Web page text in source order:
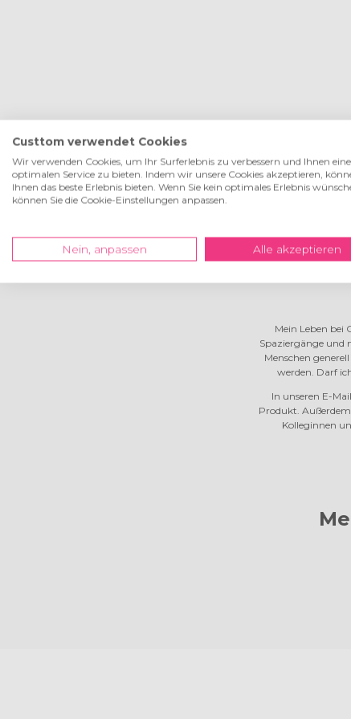
Mein Leben bei
Spaziergänge und
Menschen
werden. Darf
In unseren E-
Produkt.
Kolleginnen
Custtom verwendet Cookies
Wir verwenden Cookies, um Ihr Surferlebnis zu verbessern und Ihnen
optimalen Service zu bieten. Indem wir unsere Cookies akzeptieren,
Ihnen das beste Erlebnis bieten. Wenn Sie kein optimales Erlebnis
können Sie die Cookie-Einstellungen anpassen.
Nein, anpassen Alle akzeptieren